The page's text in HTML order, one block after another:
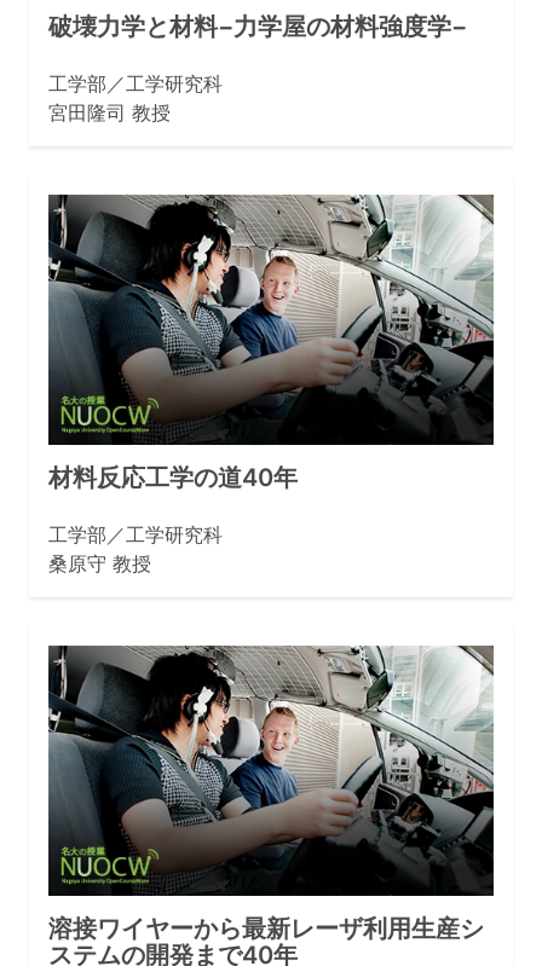
破壊力学と材料−力学屋の材料強度学−
工学部／工学研究科
宮田隆司 教授
材料反応工学の道40年
工学部／工学研究科
桑原守 教授
溶接ワイヤーから最新レーザ利用生産シ
ステムの開発まで40年